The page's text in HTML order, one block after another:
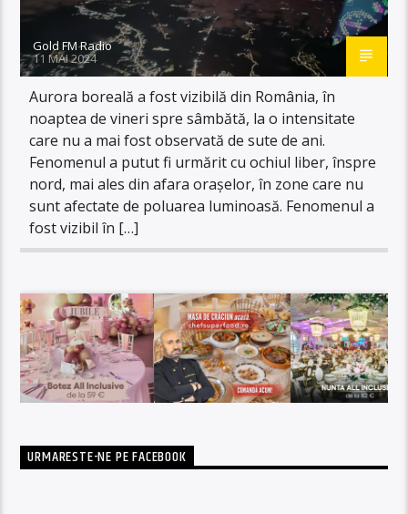
Gold FM Radio
11 MAI 2024
Aurora boreală a fost vizibilă din România, în
noaptea de vineri spre sâmbătă, la o intensitate
care nu a mai fost observată de sute de ani.
Fenomenul a putut fi urmărit cu ochiul liber, înspre
nord, mai ales din afara oraşelor, în zone care nu
sunt afectate de poluarea luminoasă. Fenomenul a
fost vizibil în […]
URMARESTE-NE PE FACEBOOK